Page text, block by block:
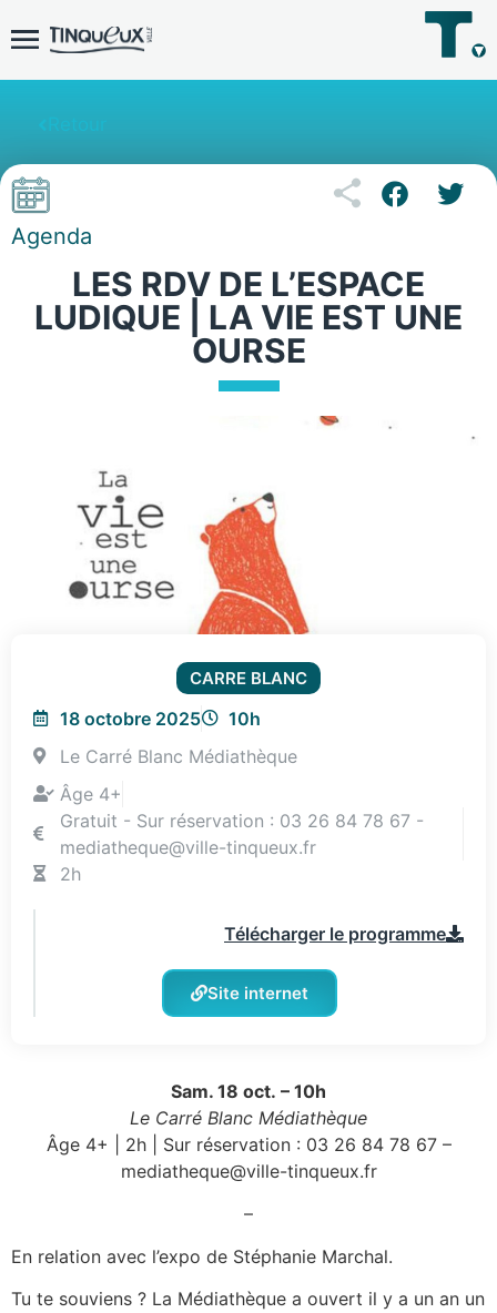
Agenda
LES RDV DE L’ESPACE
LUDIQUE | LA VIE EST UNE
OURSE
CARRE BLANC
18 octobre 2025
10h
Le Carré Blanc Médiathèque
Âge 4+
Gratuit - Sur réservation : 03 26 84 78 67 -
mediatheque@ville-tinqueux.fr
2h
Télécharger le programme
Site internet
Sam. 18 oct. – 10h
Le Carré Blanc Médiathèque
Âge 4+ | 2h | Sur réservation : 03 26 84 78 67 –
mediatheque@ville-tinqueux.fr
–
En relation avec l’expo de Stéphanie Marchal.
Tu te souviens ? La Médiathèque a ouvert il y a un an un